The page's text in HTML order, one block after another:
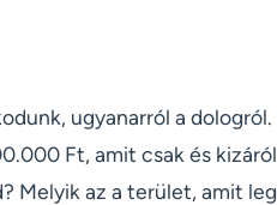
ugyanarról a
Ft, amit csak és
Melyik az a terület, amit